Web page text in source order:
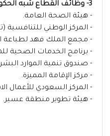
3- وظائف القطاع شبه الحكومي (51 وظيفة):
- هيئة الصحة العامة.
- المركز الوطني للتنافسية
- مجمع الملك فهد
- برنامج الخدمات الصحية
- صندوق تنمية الموارد
- مركز الإقامة المميزة.
- المركز السعودي للأعمال
- هيئة تطوير منطقة عسير.